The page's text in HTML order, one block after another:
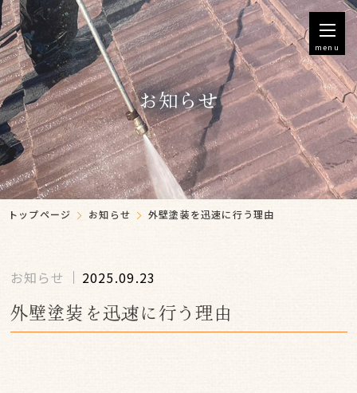
menu
お知らせ
トップページ お知らせ 外壁塗装を迅速に行う理由
お知らせ 2025.09.23
外壁塗装を迅速に行う理由